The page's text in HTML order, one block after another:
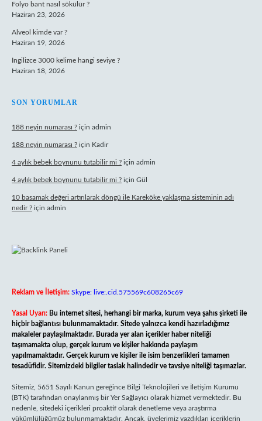
Folyo bant nasıl sökülür ?
Haziran 23, 2026
Alveol kimde var ?
Haziran 19, 2026
İngilizce 3000 kelime hangi seviye ?
Haziran 18, 2026
SON YORUMLAR
188 neyin numarası ? için admin
188 neyin numarası ? için Kadir
4 aylık bebek boynunu tutabilir mi ? için admin
4 aylık bebek boynunu tutabilir mi ? için Gül
10 basamak değeri artırılarak döngü ile Kareköke yaklaşma sisteminin adı
nedir ? için admin
Reklam ve İletişim: Skype: live:.cid.575569c608265c69
Yasal Uyarı: Bu internet sitesi, herhangi bir marka, kurum veya şahıs şirketi ile
hiçbir bağlantısı bulunmamaktadır. Sitede yalnızca kendi hazırladığımız
makaleler paylaşılmaktadır. Burada yer alan içerikler haber niteliği
taşımamakta olup, gerçek kurum ve kişiler hakkında paylaşım
yapılmamaktadır. Gerçek kurum ve kişiler ile isim benzerlikleri tamamen
tesadüfidir. Sitemizdeki bilgiler taslak halindedir ve tavsiye niteliği taşımazlar.
Sitemiz, 5651 Sayılı Kanun gereğince Bilgi Teknolojileri ve İletişim Kurumu
(BTK) tarafından onaylanmış bir Yer Sağlayıcı olarak hizmet vermektedir. Bu
nedenle, sitedeki içerikleri proaktif olarak denetleme veya araştırma
yükümlülüğümüz bulunmamaktadır. Ancak, üyelerimiz yazdıkları içeriklerin